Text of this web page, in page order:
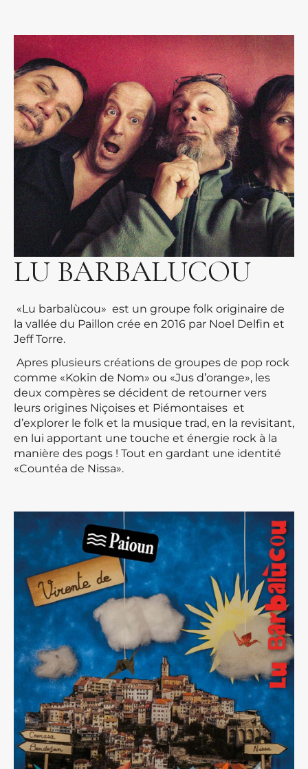
LU BARBALUCOU
«Lu barbalùcou» est un groupe folk originaire de
la vallée du Paillon crée en 2016 par Noel Delfin et
Jeff Torre.
Apres plusieurs créations de groupes de pop rock
comme «Kokin de Nom» ou «Jus d’orange», les
deux compères se décident de retourner vers
leurs origines Niçoises et Piémontaises et
d’explorer le folk et la musique trad, en la revisitant,
en lui apportant une touche et énergie rock à la
manière des pogs ! Tout en gardant une identité
«Countéa de Nissa».